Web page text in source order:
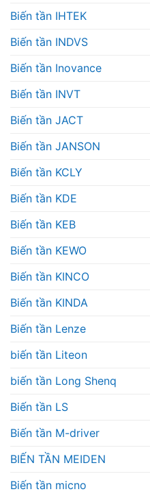
Biến tần IHTEK
Biến tần INDVS
Biến tần Inovance
Biến tần INVT
Biến tần JACT
Biến tần JANSON
Biến tần KCLY
Biến tần KDE
Biến tần KEB
Biến tần KEWO
Biến tần KINCO
Biến tần KINDA
Biến tần Lenze
biến tần Liteon
biến tần Long Shenq
Biến tần LS
Biến tần M-driver
BIẾN TẦN MEIDEN
Biến tần micno